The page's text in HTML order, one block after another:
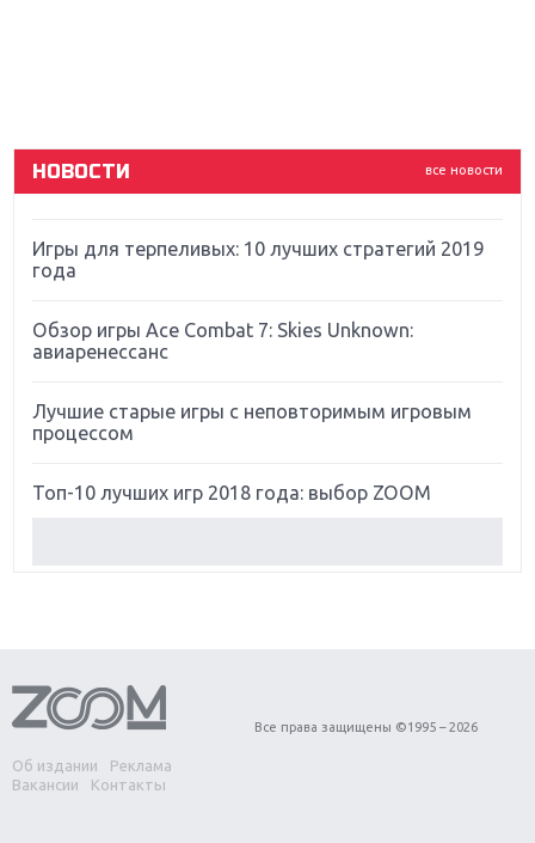
все новости
НОВОСТИ
Far Cry 5: хвалить нельзя ругать
Игры для терпеливых: 10 лучших стратегий 2019
года
Обзор игры Ace Combat 7: Skies Unknown:
авиаренессанс
Лучшие старые игры с неповторимым игровым
процессом
Топ-10 лучших игр 2018 года: выбор ZOOM
Обзор игры Forza Horizon 4: вершина эволюции
Две важных новинки для консолей: Spider-Man и
Divinity Original Sin 2
Об издании
Реклама
Вакансии
Контакты
Все права защищены ©1995 – 2026